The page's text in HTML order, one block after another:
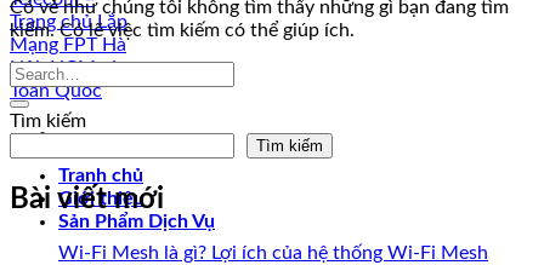
Tranh chủ
Giới thiệu
Sản Phẩm Dịch Vụ
Có vẻ như chúng tôi không tìm thấy những gì bạn đang tìm
kiếm. Có lẽ việc tìm kiếm có thể giúp ích.
Tìm kiếm
Tìm kiếm
Bài viết mới
Wi-Fi Mesh là gì? Lợi ích của hệ thống Wi-Fi Mesh